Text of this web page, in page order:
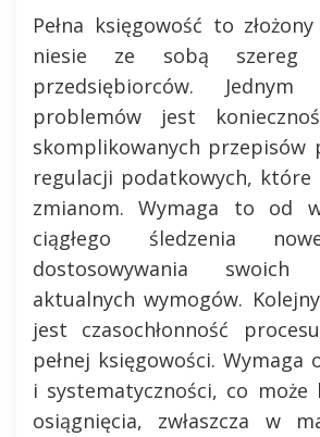
Pełna księgowość to
niesie ze sobą szereg
przedsiębiorców.
problemów jest
skomplikowanych przepisów
regulacji podatkowych, które
zmianom. Wymaga to od
ciągłego śledzenia
dostosowywania
aktualnych wymogów.
jest czasochłonność
pełnej księgowości. Wymaga
i systematyczności, co
osiągnięcia, zwłaszcza w